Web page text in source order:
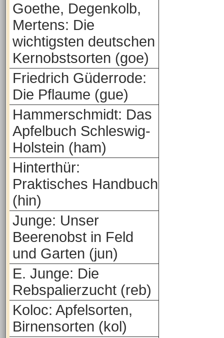
Goethe, Degenkolb,
Mertens: Die
wichtigsten deutschen
Kernobstsorten (goe)
Friedrich Güderrode:
Die Pflaume (gue)
Hammerschmidt: Das
Apfelbuch Schleswig-
Holstein (ham)
Hinterthür:
Praktisches Handbuch
(hin)
Junge: Unser
Beerenobst in Feld
und Garten (jun)
E. Junge: Die
Rebspalierzucht (reb)
Koloc: Apfelsorten,
Birnensorten (kol)